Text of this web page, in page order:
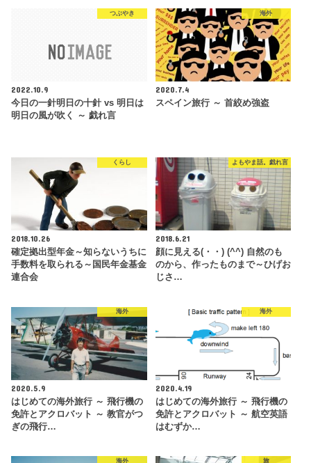
つぶやき
2022.10.9
今日の一針明日の十針 vs 明日は
明日の風が吹く ～ 戯れ言
海外
2020.7.4
スペイン旅行 ～ 首絞め強盗
くらし
2018.10.26
確定拠出型年金～知らないうちに
手数料を取られる～国民年金基金
連合会
よもやま話。戯れ言
2018.6.21
顔に見える(・・) (^^) 自然のも
のから、作ったものまで～ひげお
じさ…
海外
2020.5.9
はじめての海外旅行 ～ 飛行機の
免許とアクロバット ～ 教官がつ
ぎの飛行…
海外
2020.4.19
はじめての海外旅行 ～ 飛行機の
免許とアクロバット ～ 航空英語
はむずか…
海外 旅